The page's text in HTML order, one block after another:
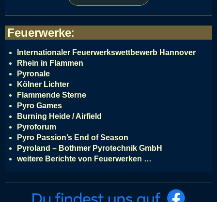
Feuerwerke:
Internationaler Feuerwerkswettbewerb Hannover
Rhein in Flammen
Pyronale
Kölner Lichter
Flammende Sterne
Pyro Games
Burning Heide / Airfield
Pyroforum
Pyro Passion’s End of Season
Pyroland – Bothmer Pyrotechnik GmbH
weitere Berichte von Feuerwerken …